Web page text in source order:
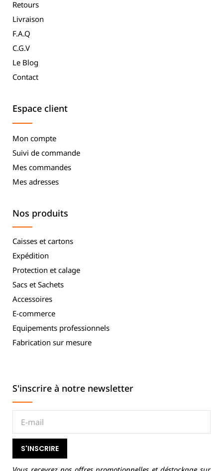
Retours
Livraison
F.A.Q
C.G.V
Le Blog
Contact
Espace client
Mon compte
Suivi de commande
Mes commandes
Mes adresses
Nos produits
Caisses et cartons
Expédition
Protection et calage
Sacs et Sachets
Accessoires
E-commerce
Equipements professionnels
Fabrication sur mesure
S'inscrire à notre newsletter
S'INSCRIRE